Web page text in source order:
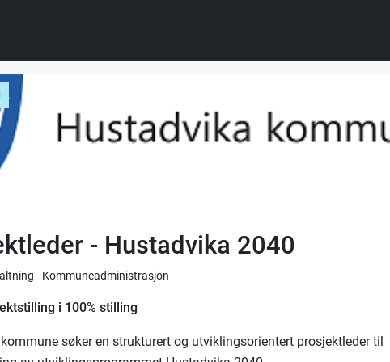
- Hustadvika 2040
- Kommuneadministrasjon
i 100% stilling
søker en strukturert og utviklingsorientert prosjektleder til